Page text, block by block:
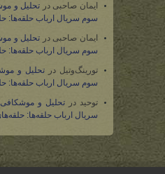
ایمان صاحبی در تحلیل و
سوم سریال ارباب حلقه‌ها:
ایمان صاحبی در تحلیل و
سوم سریال ارباب حلقه‌ها:
تورینگ‌وتیل در تحلیل و
سوم سریال ارباب حلقه‌ها:
توحید درتحلیل و
سریال ارباب حلقه‌ها: